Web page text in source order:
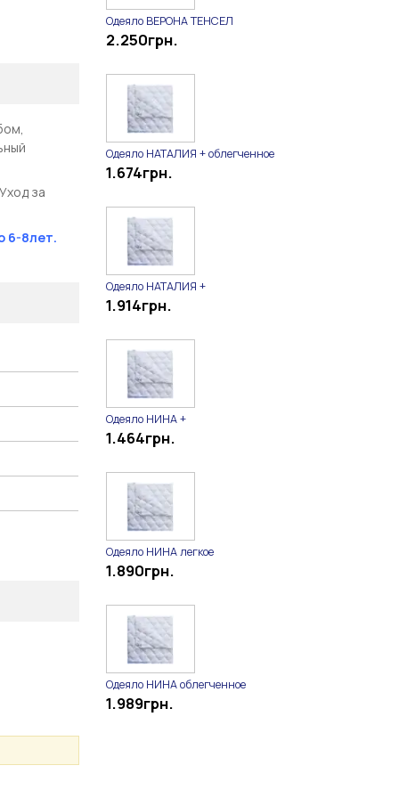
за
6-8лет.
Одеяло ВЕРОНА ТЕНСЕЛ
2.250грн.
Одеяло НАТАЛИЯ + облегченное
1.674грн.
Одеяло НАТАЛИЯ +
1.914грн.
Одеяло НИНА +
1.464грн.
Одеяло НИНА легкое
1.890грн.
Одеяло НИНА облегченное
1.989грн.